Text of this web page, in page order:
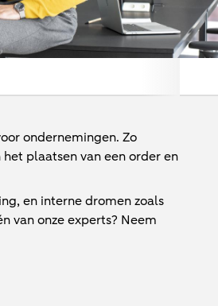
ondernemingen. Zo
plaatsen van een order en
en interne dromen zoals
van onze experts? Neem